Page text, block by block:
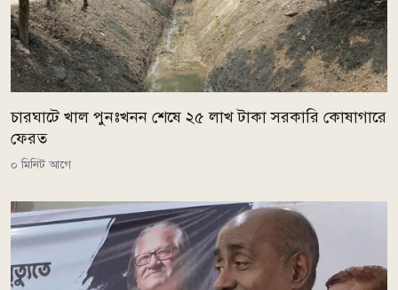
চারঘাটে খাল পুনঃখনন শেষে ২৫ লাখ টাকা সরকারি কোষাগারে
ফেরত
০ মিনিট আগে